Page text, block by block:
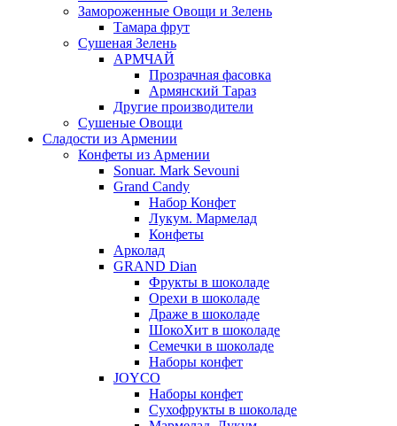
Замороженные Овощи и Зелень
Тамара фрут
Сушеная Зелень
АРМЧАЙ
Прозрачная фасовка
Армянский Тараз
Другие производители
Сушеные Овощи
Сладости из Армении
Конфеты из Армении
Sonuar. Mark Sevouni
Grand Candy
Набор Конфет
Лукум. Мармелад
Конфеты
Арколад
GRAND Dian
Фрукты в шоколаде
Орехи в шоколаде
Драже в шоколаде
ШокоХит в шоколаде
Семечки в шоколаде
Наборы конфет
JOYCO
Наборы конфет
Сухофрукты в шоколаде